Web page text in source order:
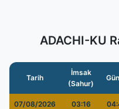
ADACHI-KU
Tarih
İmsak
(Sahur)
07/08/2026 03:16